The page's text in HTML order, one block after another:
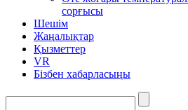
сорғысы
Шешім
Жаңалықтар
Қызметтер
VR
Бізбен хабарласыңы